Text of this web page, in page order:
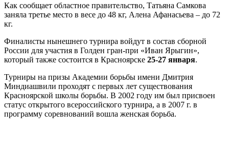
Как сообщает областное правительство, Татьяна Самкова
заняла третье место в весе до 48 кг, Алена Афанасьева – до 72
кг.
Финалисты нынешнего турнира войдут в состав сборной
России для участия в Голден гран-при «Иван Ярыгин»,
который также состоится в Красноярске 25-27 января.
Турниры на призы Академии борьбы имени Дмитрия
Миндиашвили проходят с первых лет существования
Красноярской школы борьбы. В 2002 году им был присвоен
статус открытого всероссийского турнира, а в 2007 г. в
программу соревнований вошла женская борьба.